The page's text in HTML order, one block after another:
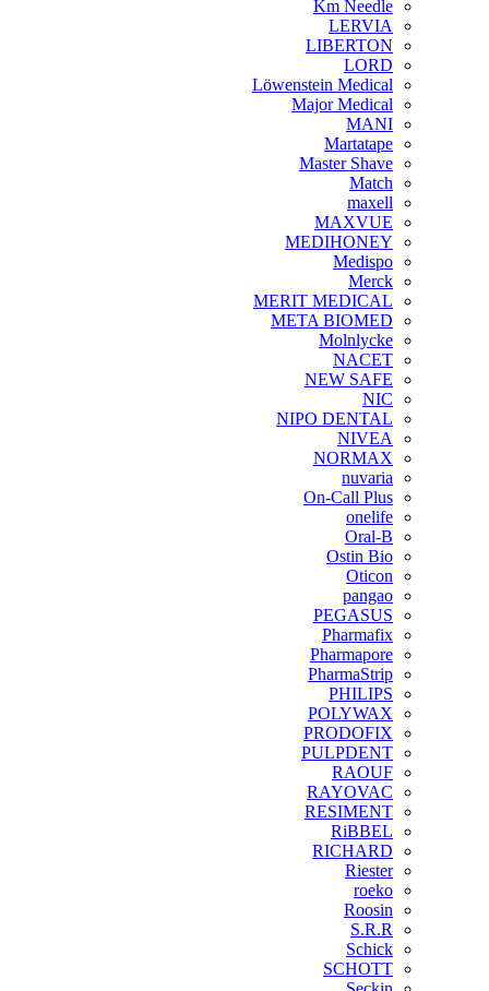
Km Needle
LERVIA
LIBERTON
LORD
Löwenstein Medical
Major Medical
MANI
Martatape
Master Shave
Match
maxell
MAXVUE
MEDIHONEY
Medispo
Merck
MERIT MEDICAL
META BIOMED
Molnlycke
NACET
NEW SAFE
NIC
NIPO DENTAL
NIVEA
NORMAX
nuvaria
On-Call Plus
onelife
Oral-B
Ostin Bio
Oticon
pangao
PEGASUS
Pharmafix
Pharmapore
PharmaStrip
PHILIPS
POLYWAX
PRODOFIX
PULPDENT
RAOUF
RAYOVAC
RESIMENT
RiBBEL
RICHARD
Riester
roeko
Roosin
S.R.R
Schick
SCHOTT